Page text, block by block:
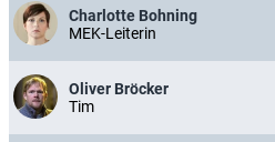
Charlotte Bohning
MEK-Leiterin
Oliver Bröcker
Tim